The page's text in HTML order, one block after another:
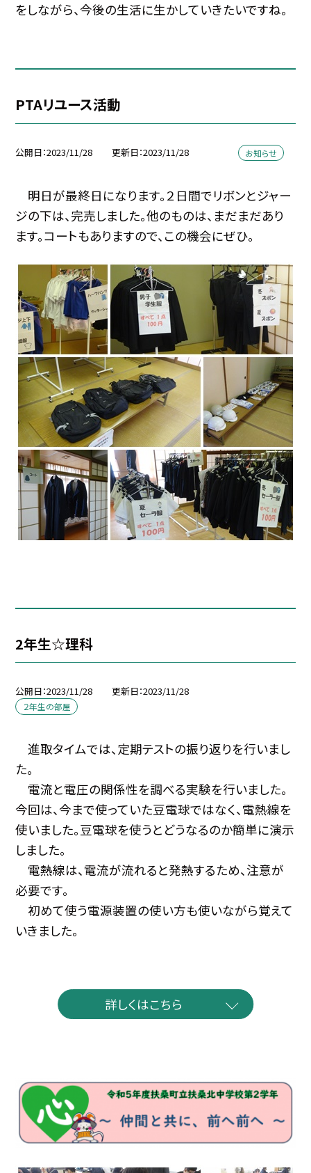
をしながら、今後の生活に生かしていきたいですね。
PTAリユース活動
公開日 2023/11/28 更新日 2023/11/28 お知らせ
明日が最終日になります。２日間でリボンとジャー
ジの下は、完売しました。他のものは、まだまだあり
ます。コートもありますので、この機会にぜひ。
2年生☆理科
公開日 2023/11/28 更新日 2023/11/28
２年生の部屋
進取タイムでは、定期テストの振り返りを行いまし
た。
電流と電圧の関係性を調べる実験を行いました。
今回は、今まで使っていた豆電球ではなく、電熱線を
使いました。豆電球を使うとどうなるのか簡単に演示
しました。
電熱線は、電流が流れると発熱するため、注意が
必要です。
初めて使う電源装置の使い方も使いながら覚えて
いきました。
詳しくはこちら